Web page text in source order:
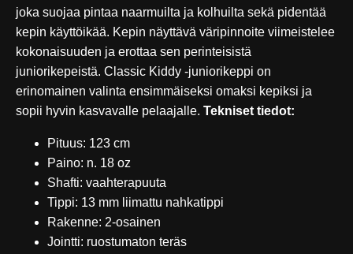
joka suojaa pintaa naarmuilta ja kolhuilta sekä pidentää
kepin käyttöikää. Kepin näyttävä väripinnoite viimeistelee
kokonaisuuden ja erottaa sen perinteisistä
juniorikepeistä. Classic Kiddy -juniorikeppi on
erinomainen valinta ensimmäiseksi omaksi kepiksi ja
sopii hyvin kasvavalle pelaajalle. Tekniset tiedot:
Pituus: 123 cm
Paino: n. 18 oz
Shafti: vaahterapuuta
Tippi: 13 mm liimattu nahkatippi
Rakenne: 2-osainen
Jointti: ruostumaton teräs